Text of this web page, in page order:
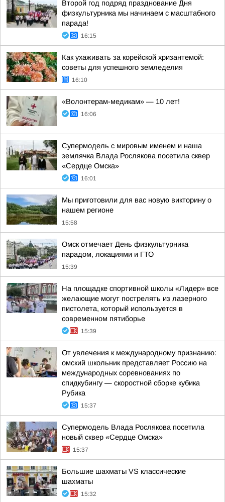
Второй год подряд празднование Дня
физкультурника мы начинаем с масштабного
парада!
16:15
Как ухаживать за корейской хризантемой:
советы для успешного земледелия
16:10
«Волонтерам-медикам» — 10 лет!
16:06
Супермодель с мировым именем и наша
землячка Влада Рослякова посетила сквер
«Сердце Омска»
16:01
Мы приготовили для вас новую викторину о
нашем регионе
15:58
Омск отмечает День физкультурника
парадом, локациями и ГТО
15:39
На площадке спортивной школы «Лидер» все
желающие могут пострелять из лазерного
пистолета, который используется в
современном пятиборье
15:39
От увлечения к международному признанию:
омский школьник представляет Россию на
международных соревнованиях по
спидкубингу — скоростной сборке кубика
Рубика
15:37
Супермодель Влада Рослякова посетила
новый сквер «Сердце Омска»
15:37
Большие шахматы VS классические
шахматы
15:32